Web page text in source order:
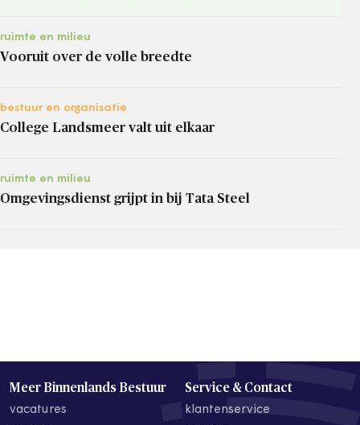
ruimte en milieu
Vooruit over de volle breedte
bestuur en organisatie
College Landsmeer valt uit elkaar
ruimte en milieu
Omgevingsdienst grijpt in bij Tata Steel
Meer Binnenlands Bestuur
vacatures
Service & Contact
klantenservice